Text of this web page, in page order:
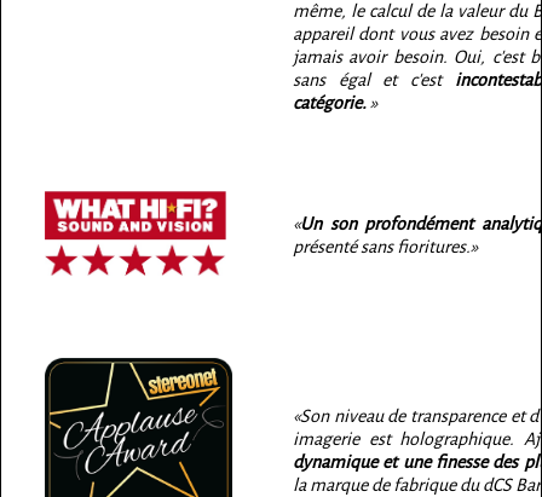
même, le calcul de la valeur du
appareil dont vous avez besoin
jamais avoir besoin. Oui, c'est
sans égal et c'est
catégorie.»
«Un son profondément
présenté sans fioritures.»
«Son niveau de transparence et
imagerie est holographique.
dynamique et une finesse des
la marque de fabrique du dCS